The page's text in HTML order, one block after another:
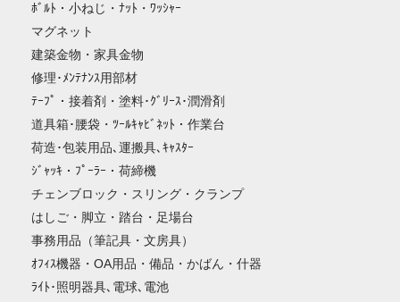
ﾎﾞﾙﾄ・小ねじ・ﾅｯﾄ・ﾜｯｼｬｰ
マグネット
建築金物・家具金物
修理･ﾒﾝﾃﾅﾝｽ用部材
ﾃｰﾌﾟ・接着剤・塗料･ｸﾞﾘｰｽ･潤滑剤
道具箱･腰袋・ﾂｰﾙｷｬﾋﾞﾈｯﾄ・作業台
荷造･包装用品､運搬具､ｷｬｽﾀｰ
ｼﾞｬｯｷ・ﾌﾟｰﾗｰ・荷締機
チェンブロック・スリング・クランプ
はしご・脚立・踏台・足場台
事務用品（筆記具・文房具）
ｵﾌｨｽ機器・OA用品・備品・かばん・什器
ﾗｲﾄ･照明器具､電球､電池